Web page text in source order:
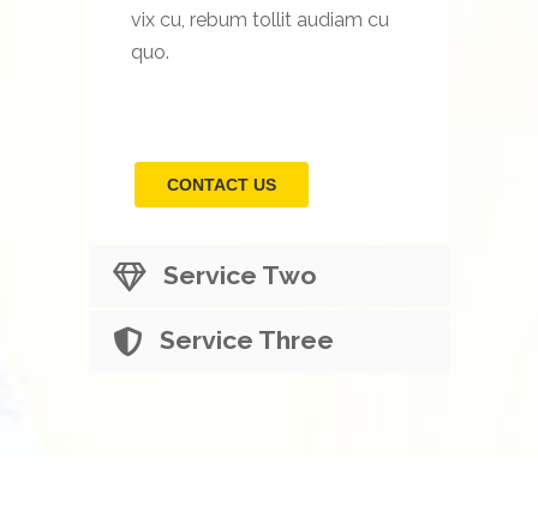
vix cu, rebum tollit audiam cu
quo.
CONTACT US
Service Two
Service Three